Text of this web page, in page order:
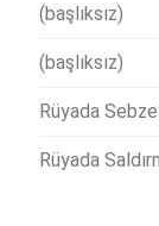
(başlıksız)
(başlıksız)
Rüyada
Rüyada